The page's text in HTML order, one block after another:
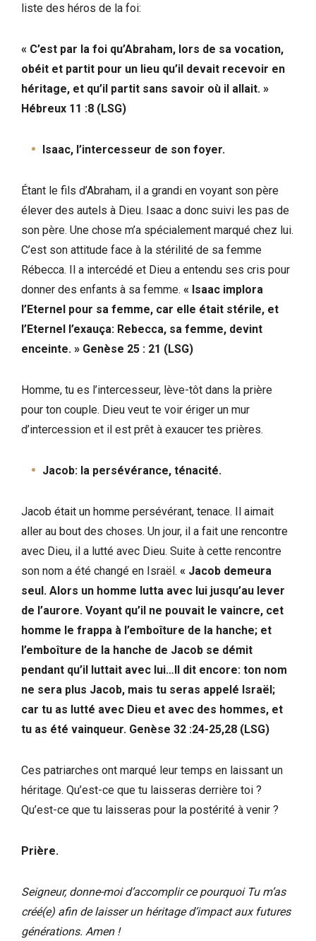
liste des héros de la foi:
« C’est par la foi qu’Abraham, lors de sa vocation,
obéit et partit pour un lieu qu’il devait recevoir en
héritage, et qu’il partit sans savoir où il allait. »
Hébreux 11 :8 (LSG)
Isaac, l’intercesseur de son foyer.
Étant le fils d’Abraham, il a grandi en voyant son père
élever des autels à Dieu. Isaac a donc suivi les pas de
son père. Une chose m’a spécialement marqué chez lui.
C’est son attitude face à la stérilité de sa femme
Rébecca. Il a intercédé et Dieu a entendu ses cris pour
donner des enfants à sa femme. « Isaac implora
l’Eternel pour sa femme, car elle était stérile, et
l’Eternel l’exauça: Rebecca, sa femme, devint
enceinte. » Genèse 25 : 21 (LSG)
Homme, tu es l’intercesseur, lève-tôt dans la prière
pour ton couple. Dieu veut te voir ériger un mur
d’intercession et il est prêt à exaucer tes prières.
Jacob: la persévérance, ténacité.
Jacob était un homme persévérant, tenace. Il aimait
aller au bout des choses. Un jour, il a fait une rencontre
avec Dieu, il a lutté avec Dieu. Suite à cette rencontre
son nom a été changé en Israël. « Jacob demeura
seul. Alors un homme lutta avec lui jusqu’au lever
de l’aurore. Voyant qu’il ne pouvait le vaincre, cet
homme le frappa à l’emboîture de la hanche; et
l’emboîture de la hanche de Jacob se démit
pendant qu’il luttait avec lui…Il dit encore: ton nom
ne sera plus Jacob, mais tu seras appelé Israël;
car tu as lutté avec Dieu et avec des hommes, et
tu as été vainqueur. Genèse 32 :24-25,28 (LSG)
Ces patriarches ont marqué leur temps en laissant un
héritage. Qu’est-ce que tu laisseras derrière toi ?
Qu’est-ce que tu laisseras pour la postérité à venir ?
Prière.
Seigneur, donne-moi d’accomplir ce pourquoi Tu m’as
créé(e) afin de laisser un héritage d’impact aux futures
générations. Amen !